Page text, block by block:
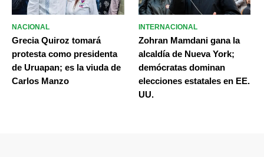
NACIONAL
Grecia Quiroz tomará
protesta como presidenta
de Uruapan; es la viuda de
Carlos Manzo
INTERNACIONAL
Zohran Mamdani gana la
alcaldía de Nueva York;
demócratas dominan
elecciones estatales en EE.
UU.